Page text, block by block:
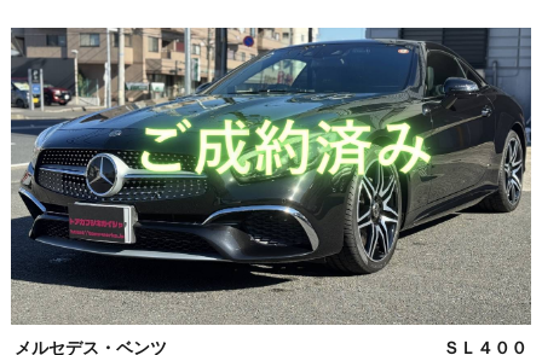
メルセデス・ベンツ ＳＬ４００